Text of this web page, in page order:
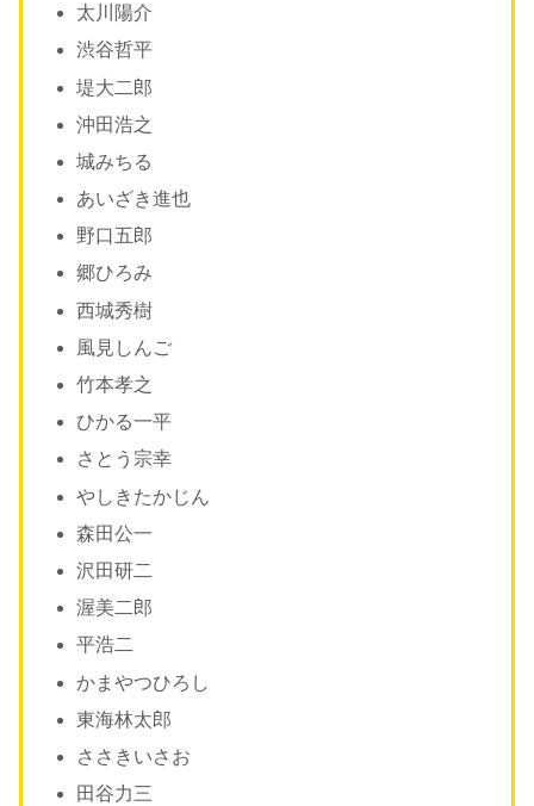
太川陽介
渋谷哲平
堤大二郎
沖田浩之
城みちる
あいざき進也
野口五郎
郷ひろみ
西城秀樹
風見しんご
竹本孝之
ひかる一平
さとう宗幸
やしきたかじん
森田公一
沢田研二
渥美二郎
平浩二
かまやつひろし
東海林太郎
ささきいさお
田谷力三